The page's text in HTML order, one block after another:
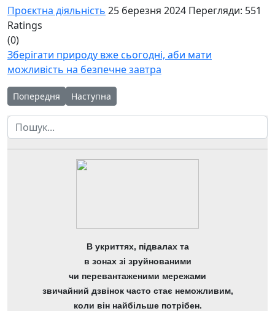
Проєктна діяльність 25 березня 2024 Перегляди: 551
Ratings
(0)
Зберігати природу вже сьогодні, аби мати
можливість на безпечне завтра
Попередня стаття: 11 листопада щорічно відзначається
Попередня Наступна стаття: 20 березня – Всесвітній день
Наступна
Пошук
В укриттях, підвалах та
в зонах зі зруйнованими
чи перевантаженими мережами
звичайний дзвінок часто стає неможливим,
коли він найбільше потрібен.